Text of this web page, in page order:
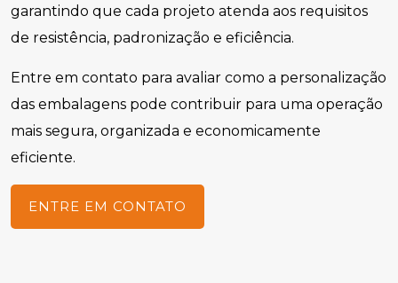
garantindo que cada projeto atenda aos requisitos
de resistência, padronização e eficiência.
Entre em contato para avaliar como a personalização
das embalagens pode contribuir para uma operação
mais segura, organizada e economicamente
eficiente.
ENTRE EM CONTATO